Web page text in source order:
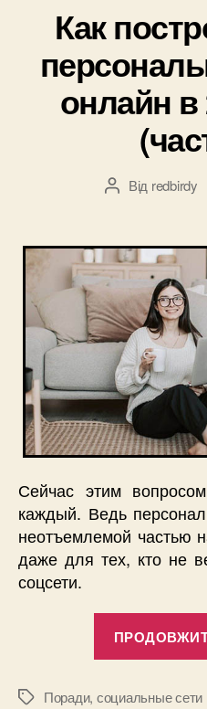
Как
онлайн в
Автор
Від redbirdy
Сейчас этим
каждый. Ведь
неотъемлемой частью
даже для тех, кто не
соцсети.
Позначки
Поради, социальные сети